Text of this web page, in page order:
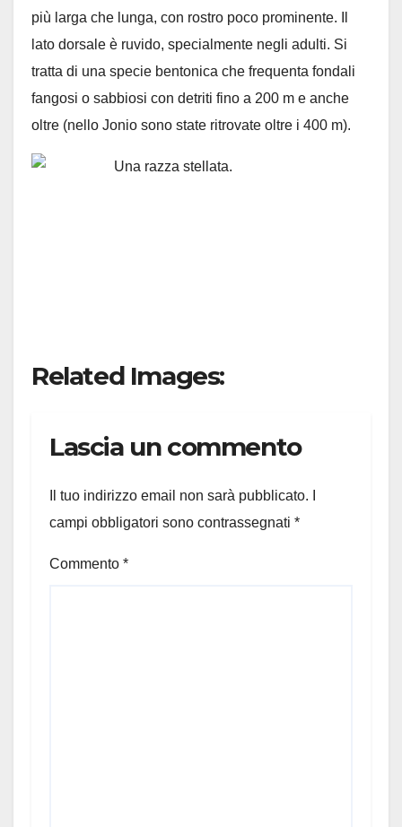
più larga che lunga, con rostro poco prominente. Il
lato dorsale è ruvido, specialmente negli adulti. Si
tratta di una specie bentonica che frequenta fondali
fangosi o sabbiosi con detriti fino a 200 m e anche
oltre (nello Jonio sono state ritrovate oltre i 400 m).
Related Images:
Lascia un commento
Il tuo indirizzo email non sarà pubblicato.
campi obbligatori sono contrassegnati *
Commento *